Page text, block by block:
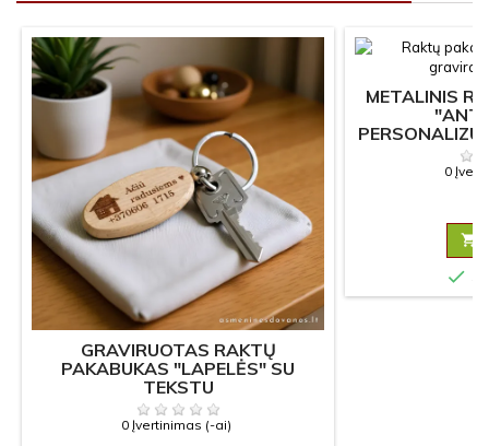
GRAVIRUOTAS RAKTŲ
PAKABUKAS "LAPELĖS" SU
TEKSTU
0 Įvertinimas (-ai)
METALINIS
SU
0

